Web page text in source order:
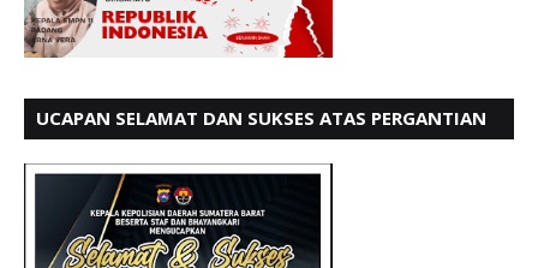
UCAPAN SELAMAT DAN SUKSES ATAS PERGANTIAN